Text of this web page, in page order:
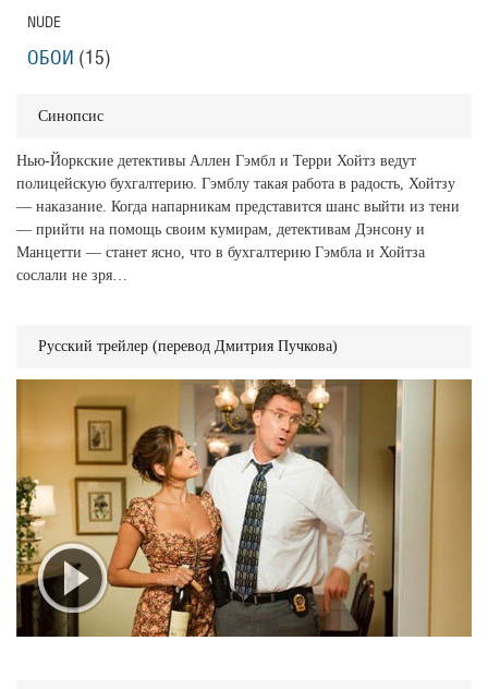
Синопсис
Нью-Йоркские детективы Аллен Гэмбл и Терри Хойтз ведут
полицейскую бухгалтерию. Гэмблу такая работа в радость, Хойтзу
— наказание. Когда напарникам представится шанс выйти из тени
— прийти на помощь своим кумирам, детективам Дэнсону и
Манцетти — станет ясно, что в бухгалтерию Гэмбла и Хойтза
сослали не зря…
Русский трейлер (перевод Дмитрия Пучкова)
NUDE
ОБОИ (15)